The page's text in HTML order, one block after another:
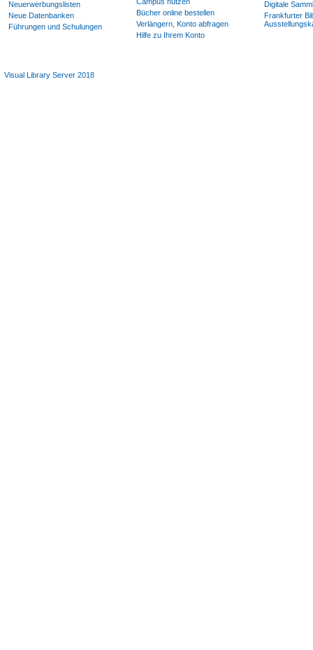
Neuerwerbungslisten
Neue Datenbanken
Führungen und Schulungen
Bücher online bestellen
Verlängern, Konto abfragen
Hilfe zu Ihrem Konto
Digitale
Frankfurter
Visual Library Server 2018